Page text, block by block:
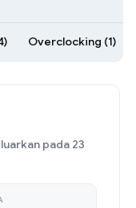
Overclocking (1)
pada 23